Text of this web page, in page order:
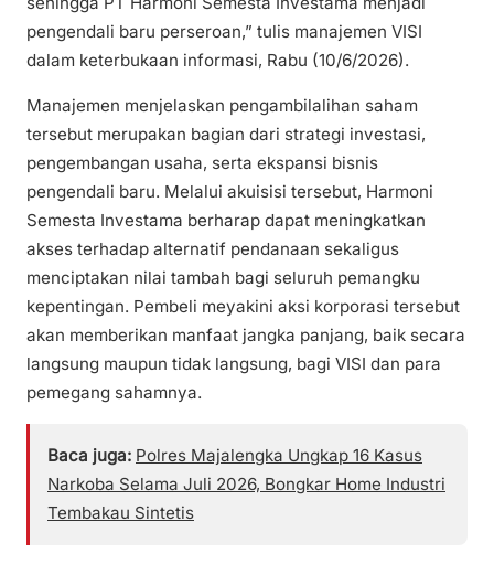
pengendali baru perseroan,” tulis manajemen VISI
dalam keterbukaan informasi, Rabu (10/6/2026).
Manajemen menjelaskan pengambilalihan saham
tersebut merupakan bagian dari strategi investasi,
pengembangan usaha, serta ekspansi bisnis
pengendali baru. Melalui akuisisi tersebut, Harmoni
Semesta Investama berharap dapat meningkatkan
akses terhadap alternatif pendanaan sekaligus
menciptakan nilai tambah bagi seluruh pemangku
kepentingan. Pembeli meyakini aksi korporasi tersebut
akan memberikan manfaat jangka panjang, baik secara
langsung maupun tidak langsung, bagi VISI dan para
pemegang sahamnya.
Baca juga: Polres Majalengka Ungkap 16 Kasus
Narkoba Selama Juli 2026, Bongkar Home Industri
Tembakau Sintetis